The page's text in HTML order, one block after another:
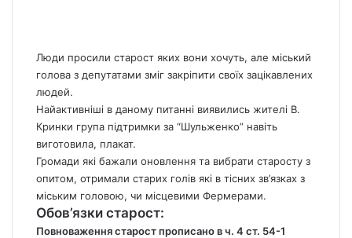
Люди просили старост яких вони хочуть, але міський
голова з депутатами зміг закріпити своїх зацікавлених
людей.
Найактивніші в даному питанні виявились жителі В.
Кринки група підтримки за “Шульженко” навіть
виготовила, плакат.
Громади які бажали оновлення та вибрати старосту з
опитом, отримали старих голів які в тісних зв’язках з
міським головою, чи місцевими Фермерами.
Обов’язки старост:
Повноваження старост прописано в ч. 4 ст. 54-1